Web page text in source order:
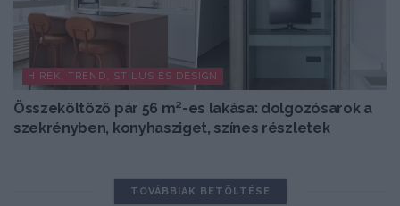
HÍREK, TREND, STÍLUS ÉS DESIGN
Összeköltöző pár 56 m²-es lakása: dolgozósarok a
szekrényben, konyhasziget, színes részletek
TOVÁBBIAK BETÖLTÉSE